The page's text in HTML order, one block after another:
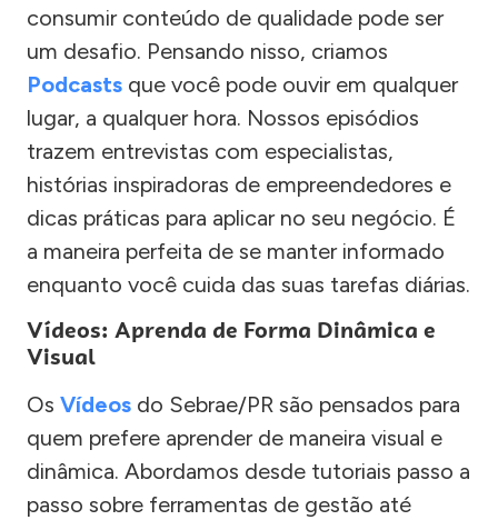
consumir conteúdo de qualidade pode ser
um desafio. Pensando nisso, criamos
Podcasts que você pode ouvir em qualquer
lugar, a qualquer hora. Nossos episódios
trazem entrevistas com especialistas,
histórias inspiradoras de empreendedores e
dicas práticas para aplicar no seu negócio. É
a maneira perfeita de se manter informado
enquanto você cuida das suas tarefas diárias.
Vídeos: Aprenda de Forma Dinâmica e
Visual
Os Vídeos do Sebrae/PR são pensados para
quem prefere aprender de maneira visual e
dinâmica. Abordamos desde tutoriais passo a
passo sobre ferramentas de gestão até